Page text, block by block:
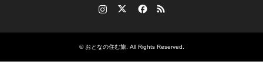
RSS
© おとなの住む旅. All Rights Reserved.